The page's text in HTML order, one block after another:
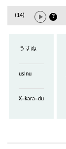
(14) ？
うすぬ
usInu
X=kara=du